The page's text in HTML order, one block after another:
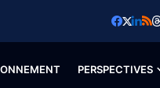
PERSPECTIVES